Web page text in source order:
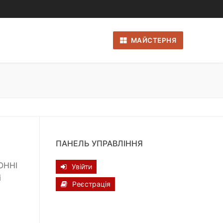
МАЙСТЕРНЯ
ПАНЕЛЬ УПРАВЛІННЯ
Увійти
Реєстрація